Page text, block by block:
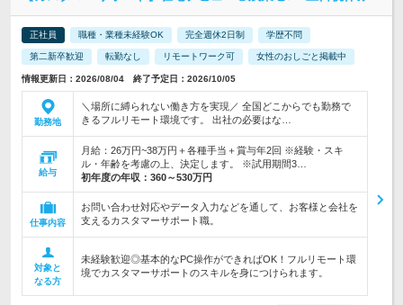
正社員 職種・業種未経験OK 完全週休2日制 学歴不問
第二新卒歓迎 転勤なし リモートワーク可 女性のおしごと掲載中
情報更新日：2026/08/04 終了予定日：2026/10/05
勤務地
＼場所に縛られない働き方を実現／ 全国どこからでも勤務で
きるフルリモート環境です。 出社の必要はな…
給与
月給：26万円~38万円＋各種手当＋賞与年2回 ※経験・スキ
ル・年齢を考慮の上、決定します。 ※試用期間3…
初年度の年収： 360～530万円
仕事内容
お問い合わせ対応やデータ入力などを通して、お客様と会社を
支えるカスタマーサポート職。
対象と
なる方
未経験歓迎◎基本的なPC操作ができればOK！フルリモート環
境でカスタマーサポートのスキルを身につけられます。